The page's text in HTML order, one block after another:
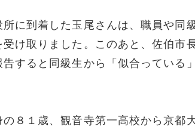
に到着した玉尾さんは、職員や同
け取りました。このあと、佐伯市
すると同級生から「似合っている
８１歳、観音寺第一高校から京都